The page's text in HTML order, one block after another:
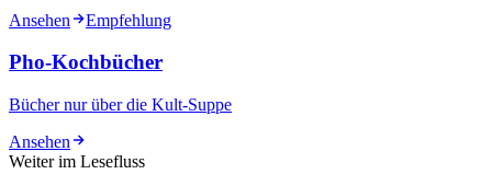
Ansehen
Empfehlung
Pho-Kochbücher
Bücher nur über die Kult-Suppe
Ansehen
Weiter im Lesefluss